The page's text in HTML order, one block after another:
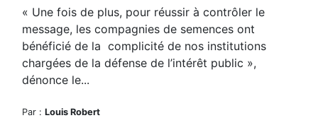
« Une fois de plus, pour réussir à contrôler le
message, les compagnies de semences ont
bénéficié de la complicité de nos institutions
chargées de la défense de l’intérêt public »,
dénonce le...
Par : Louis Robert